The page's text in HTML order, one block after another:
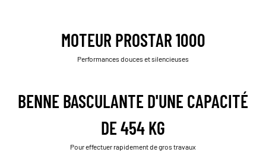
MOTEUR PROSTAR 1000
Performances douces et silencieuses
BENNE BASCULANTE D'UNE CAPACITÉ
DE 454 KG
Pour effectuer rapidement de gros travaux